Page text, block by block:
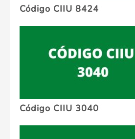
Código CIIU 8424
Código CIIU 3040